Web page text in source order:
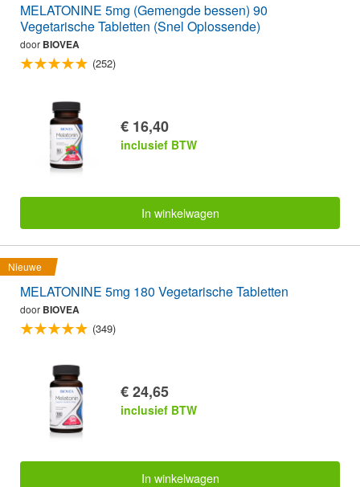
MELATONINE 5mg (Gemengde bessen) 90
Vegetarische Tabletten (Snel Oplossende)
door BIOVEA
(252)
€ 16,40
inclusief BTW
In winkelwagen
Nieuwe
MELATONINE 5mg 180 Vegetarische Tabletten
door BIOVEA
(349)
€ 24,65
inclusief BTW
In winkelwagen